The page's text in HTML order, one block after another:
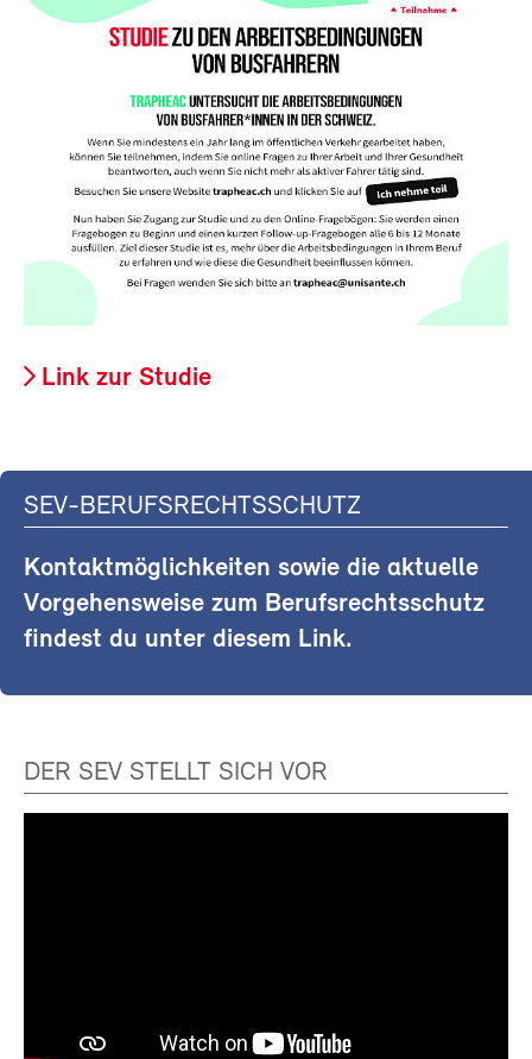
Link zur Studie
SEV-BERUFSRECHTSSCHUTZ
Kontaktmöglichkeiten sowie die aktuelle
Vorgehensweise zum Berufsrechtsschutz
findest du unter diesem Link.
DER SEV STELLT SICH VOR